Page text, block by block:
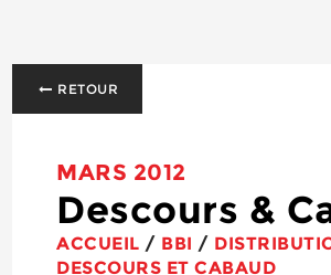
RETOUR
MARS 2012
Descours &
ACCUEIL / BBI /
DESCOURS ET CABAUD